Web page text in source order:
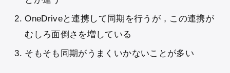
OneDriveと連携して同期を行うが，この連携が
むしろ面倒さを増している
そもそも同期がうまくいかないことが多い